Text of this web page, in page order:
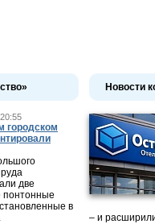
городском
две
понтонные
в
Новости
– и